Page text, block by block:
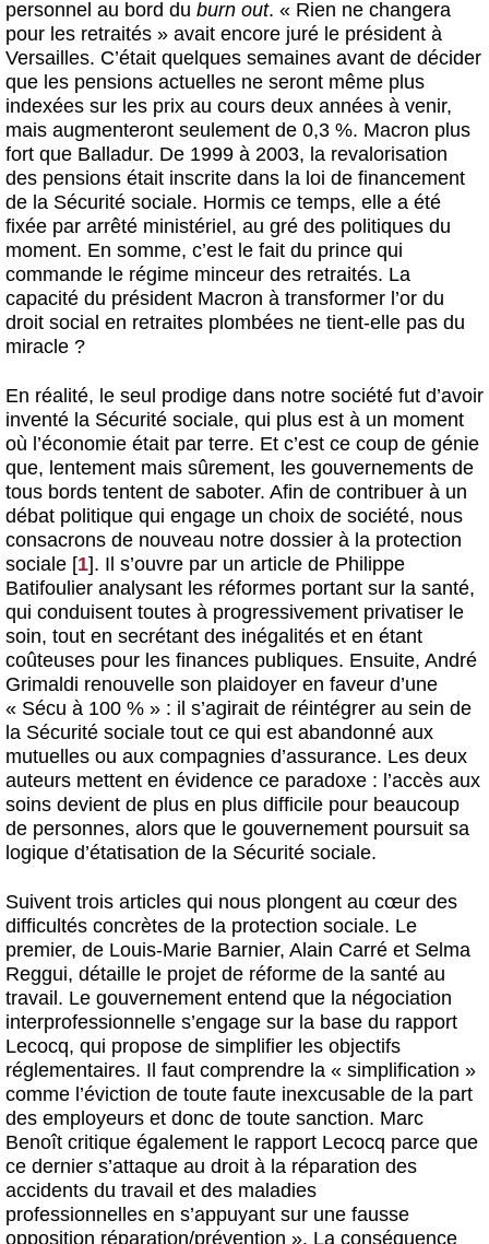
personnel au bord du burn out. « Rien ne changera
pour les retraités » avait encore juré le président à
Versailles. C’était quelques semaines avant de décider
que les pensions actuelles ne seront même plus
indexées sur les prix au cours deux années à venir,
mais augmenteront seulement de 0,3 %. Macron plus
fort que Balladur. De 1999 à 2003, la revalorisation
des pensions était inscrite dans la loi de financement
de la Sécurité sociale. Hormis ce temps, elle a été
fixée par arrêté ministériel, au gré des politiques du
moment. En somme, c’est le fait du prince qui
commande le régime minceur des retraités. La
capacité du président Macron à transformer l’or du
droit social en retraites plombées ne tient-elle pas du
miracle ?
En réalité, le seul prodige dans notre société fut d’avoir
inventé la Sécurité sociale, qui plus est à un moment
où l’économie était par terre. Et c’est ce coup de génie
que, lentement mais sûrement, les gouvernements de
tous bords tentent de saboter. Afin de contribuer à un
débat politique qui engage un choix de société, nous
consacrons de nouveau notre dossier à la protection
sociale [1]. Il s’ouvre par un article de Philippe
Batifoulier analysant les réformes portant sur la santé,
qui conduisent toutes à progressivement privatiser le
soin, tout en secrétant des inégalités et en étant
coûteuses pour les finances publiques. Ensuite, André
Grimaldi renouvelle son plaidoyer en faveur d’une
« Sécu à 100 % » : il s’agirait de réintégrer au sein de
la Sécurité sociale tout ce qui est abandonné aux
mutuelles ou aux compagnies d’assurance. Les deux
auteurs mettent en évidence ce paradoxe : l’accès aux
soins devient de plus en plus difficile pour beaucoup
de personnes, alors que le gouvernement poursuit sa
logique d’étatisation de la Sécurité sociale.
Suivent trois articles qui nous plongent au cœur des
difficultés concrètes de la protection sociale. Le
premier, de Louis-Marie Barnier, Alain Carré et Selma
Reggui, détaille le projet de réforme de la santé au
travail. Le gouvernement entend que la négociation
interprofessionnelle s’engage sur la base du rapport
Lecocq, qui propose de simplifier les objectifs
réglementaires. Il faut comprendre la « simplification »
comme l’éviction de toute faute inexcusable de la part
des employeurs et donc de toute sanction. Marc
Benoît critique également le rapport Lecocq parce que
ce dernier s’attaque au droit à la réparation des
accidents du travail et des maladies
professionnelles en s’appuyant sur une fausse
opposition réparation/prévention ». La conséquence